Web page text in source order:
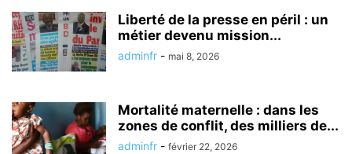
Liberté de la presse en péril : un
métier devenu mission...
adminfr - mai 8, 2026
Mortalité maternelle : dans les
zones de conflit, des milliers de...
adminfr - février 22, 2026